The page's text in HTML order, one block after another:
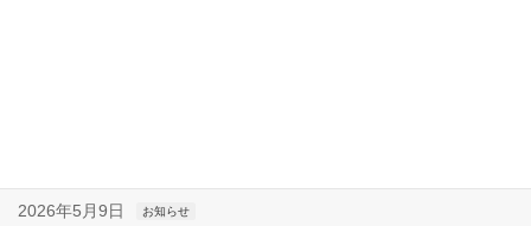
2026年5月9日 お知らせ